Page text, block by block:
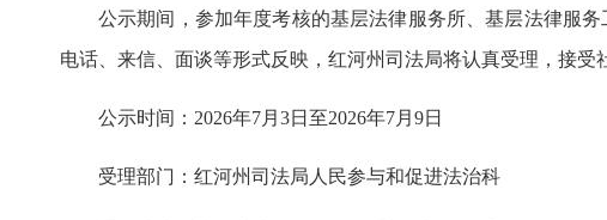
公示期间，参加年度考核的基层法律服务所、基层法律服
电话、来信、面谈等形式反映，红河州司法局将认真受理，接受
公示时间：2026年7月3日至2026年7月9日
受理部门：红河州司法局人民参与和促进法治科